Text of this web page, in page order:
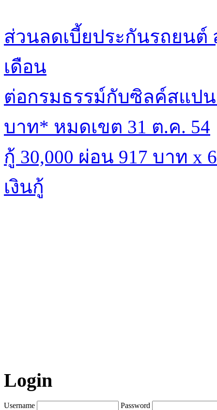
ส่วนลดเบี้ยประกันรถยนต์
เดือน
ต่อกรมธรรม์กับซิลค์สแป
บาท* หมดเขต 31 ต.ค. 54
กู้ 30,000 ผ่อน 917 บาท x
เงินกู้
Login
Username Password